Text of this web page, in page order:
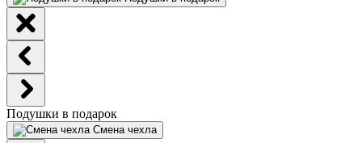
Подушки в подарок
Смена чехла